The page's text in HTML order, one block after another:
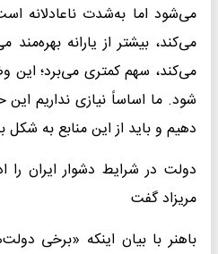
می‌شود اما به‌شدت ناعادلانه
می‌کند، بیشتر از یارانه
می‌کند، سهم کمتری می‌برد؛ این
شود. ما اساساً نیازی نداریم
دهیم و باید از این منابع به شکل
دولت در شرایط دشوار ایران را
مریزاد گفت
باهنر با بیان اینکه «برخی